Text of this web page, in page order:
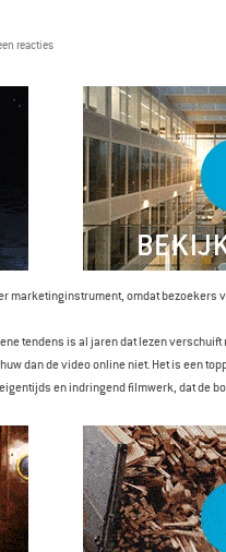
reacties
marketinginstrument, omdat bezoekers
tendens is al jaren dat lezen
dan de video online niet. Het is een
en indringend filmwerk, dat de